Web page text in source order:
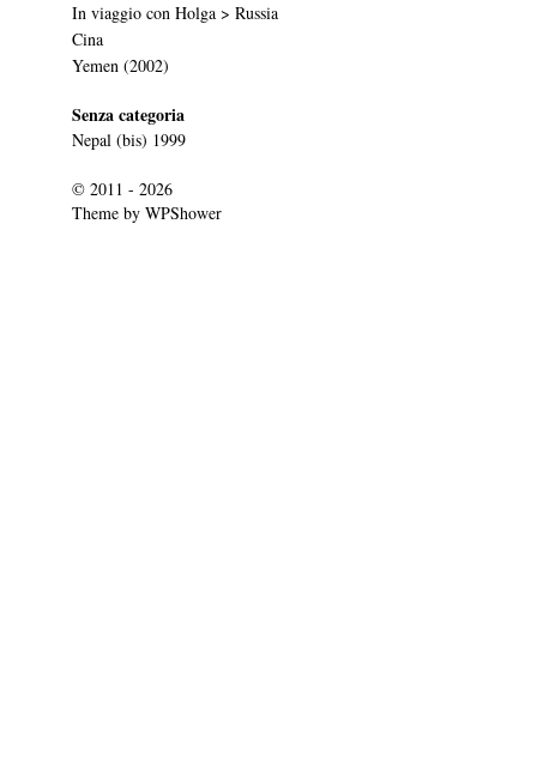
In viaggio con Holga > Russia
Cina
Yemen (2002)
Senza categoria
Nepal (bis) 1999
© 2011 - 2026
Theme by WPShower